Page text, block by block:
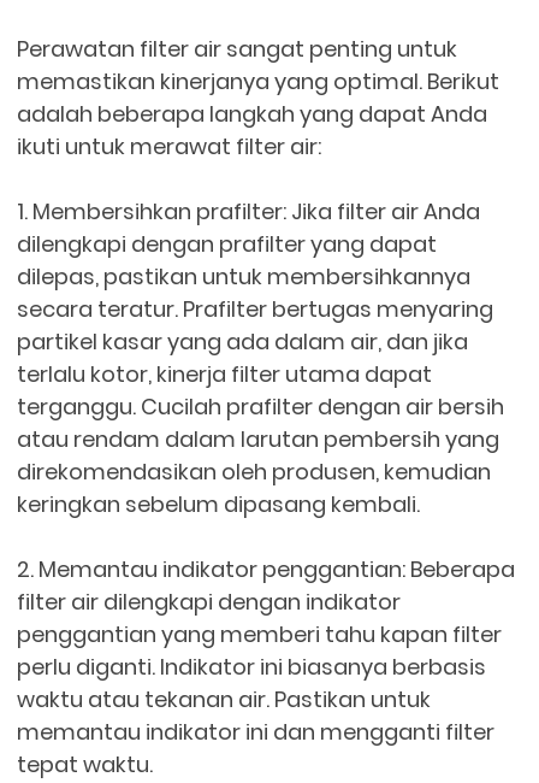
Perawatan filter air sangat penting untuk
memastikan kinerjanya yang optimal. Berikut
adalah beberapa langkah yang dapat Anda
ikuti untuk merawat filter air:
1. Membersihkan prafilter: Jika filter air Anda
dilengkapi dengan prafilter yang dapat
dilepas, pastikan untuk membersihkannya
secara teratur. Prafilter bertugas menyaring
partikel kasar yang ada dalam air, dan jika
terlalu kotor, kinerja filter utama dapat
terganggu. Cucilah prafilter dengan air bersih
atau rendam dalam larutan pembersih yang
direkomendasikan oleh produsen, kemudian
keringkan sebelum dipasang kembali.
2. Memantau indikator penggantian: Beberapa
filter air dilengkapi dengan indikator
penggantian yang memberi tahu kapan filter
perlu diganti. Indikator ini biasanya berbasis
waktu atau tekanan air. Pastikan untuk
memantau indikator ini dan mengganti filter
tepat waktu.